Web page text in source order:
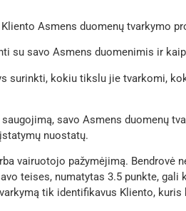
Asmens duomenų tvarkymo
su savo Asmens duomenimis ir
kokiu tikslu jie tvarkomi,
savo Asmens duomenų
nuostatų.
vairuotojo pažymėjimą.
teises, numatytas 3.5 punkte,
tik identifikavus Kliento, kuris